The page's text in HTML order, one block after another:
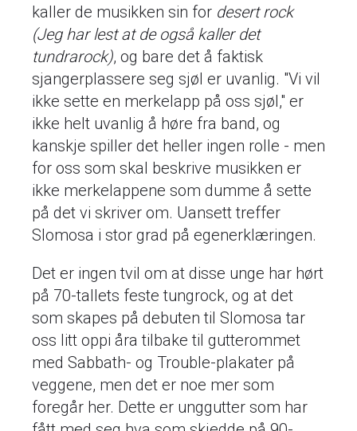
kaller de musikken sin for desert rock
(Jeg har lest at de også kaller det
tundrarock), og bare det å faktisk
sjangerplassere seg sjøl er uvanlig. "Vi vil
ikke sette en merkelapp på oss sjøl," er
ikke helt uvanlig å høre fra band, og
kanskje spiller det heller ingen rolle - men
for oss som skal beskrive musikken er
ikke merkelappene som dumme å sette
på det vi skriver om. Uansett treffer
Slomosa i stor grad på egenerklæringen.
Det er ingen tvil om at disse unge har hørt
på 70-tallets feste tungrock, og at det
som skapes på debuten til Slomosa tar
oss litt oppi åra tilbake til gutterommet
med Sabbath- og Trouble-plakater på
veggene, men det er noe mer som
foregår her. Dette er unggutter som har